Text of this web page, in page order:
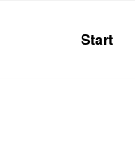
Start